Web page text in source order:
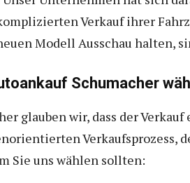
Verkauf ihrer
Modell Ausschau halten,
Schumacher
glauben wir, dass der
Verkaufsprozess,
Sie uns wählen sollten: